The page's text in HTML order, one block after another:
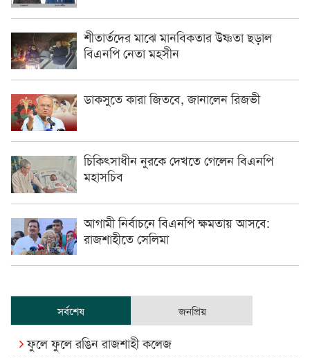
শীতার্তদের মাঝে মানবিকতার উষ্ণতা ছড়াল
বিএনপি নেতা মহসীন
ডাকসুতে কারা জিতবে, জানালেন রিজভী
চিকিৎসাধীন ‍নুরকে দেখতে গেলেন বিএনপি
মহাসচিব
আগামী নির্বাচনে বিএনপি ক্ষমতায় আসবে:
রাজশাহীতে সেলিমা
সর্বশেষ জনপ্রিয়
ফুলে ফুলে রঙিন রাজশাহী কলেজ